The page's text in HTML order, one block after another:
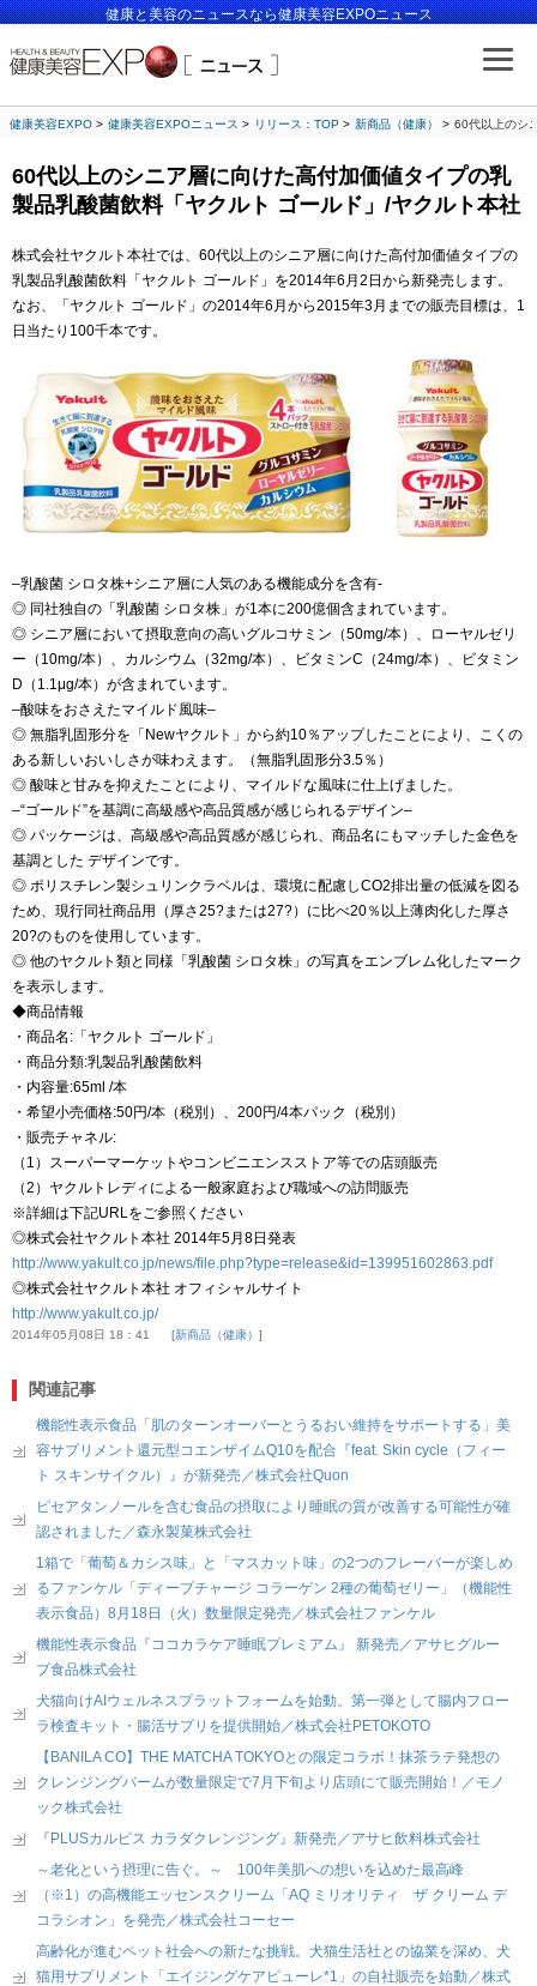
健康と美容のニュースなら健康美容EXPOニュース
健康美容EXPO 健康美容EXPOニュース リリース：TOP 新商品（健康） 60代以上のシ
60代以上のシニア層に向けた高付加価値タイプの乳
製品乳酸菌飲料「ヤクルト ゴールド」/ヤクルト本社
株式会社ヤクルト本社では、60代以上のシニア層に向けた高付加価値タイプの
乳製品乳酸菌飲料「ヤクルト ゴールド」を2014年6月2日から新発売します。
なお、「ヤクルト ゴールド」の2014年6月から2015年3月までの販売目標は、1
日当たり100千本です。
–乳酸菌 シロタ株+シニア層に人気のある機能成分を含有-
◎ 同社独自の「乳酸菌 シロタ株」が1本に200億個含まれています。
◎ シニア層において摂取意向の高いグルコサミン（50mg/本）、ローヤルゼリ
ー（10mg/本）、カルシウム（32mg/本）、ビタミンC（24mg/本）、ビタミン
D（1.1μg/本）が含まれています。
–酸味をおさえたマイルド風味–
◎ 無脂乳固形分を「Newヤクルト」から約10％アップしたことにより、こくの
ある新しいおいしさが味わえます。（無脂乳固形分3.5％）
◎ 酸味と甘みを抑えたことにより、マイルドな風味に仕上げました。
–“ゴールド”を基調に高級感や高品質感が感じられるデザイン–
◎ パッケージは、高級感や高品質感が感じられ、商品名にもマッチした金色を
基調とした デザインです。
◎ ポリスチレン製シュリンクラベルは、環境に配慮しCO2排出量の低減を図る
ため、現行同社商品用（厚さ25?または27?）に比べ20％以上薄肉化した厚さ
20?のものを使用しています。
◎ 他のヤクルト類と同様「乳酸菌 シロタ株」の写真をエンブレム化したマーク
を表示します。
◆商品情報
・商品名:「ヤクルト ゴールド」
・商品分類:乳製品乳酸菌飲料
・内容量:65ml /本
・希望小売価格:50円/本（税別）、200円/4本パック（税別）
・販売チャネル:
（1）スーパーマーケットやコンビニエンスストア等での店頭販売
（2）ヤクルトレディによる一般家庭および職域への訪問販売
※詳細は下記URLをご参照ください
◎株式会社ヤクルト本社 2014年5月8日発表
http://www.yakult.co.jp/news/file.php?type=release&id=139951602863.pdf
◎株式会社ヤクルト本社 オフィシャルサイト
http://www.yakult.co.jp/
2014年05月08日 18：41 新商品（健康）
関連記事
機能性表示食品「肌のターンオーバーとうるおい維持をサポートする」美
容サプリメント還元型コエンザイムQ10を配合『feat. Skin cycle（フィー
ト スキンサイクル）』が新発売／株式会社Quon
ピセアタンノールを含む食品の摂取により睡眠の質が改善する可能性が確
認されました／森永製菓株式会社
1箱で「葡萄＆カシス味」と「マスカット味」の2つのフレーバーが楽しめ
るファンケル「ディープチャージ コラーゲン 2種の葡萄ゼリー」（機能性
表示食品）8月18日（火）数量限定発売／株式会社ファンケル
機能性表示食品『ココカラケア睡眠プレミアム』 新発売／アサヒグルー
プ食品株式会社
犬猫向けAIウェルネスプラットフォームを始動。第一弾として腸内フロー
ラ検査キット・腸活サプリを提供開始／株式会社PETOKOTO
【BANILA CO】THE MATCHA TOKYOとの限定コラボ！抹茶ラテ発想の
クレンジングバームが数量限定で7月下旬より店頭にて販売開始！／モノ
ック株式会社
『PLUSカルピス カラダクレンジング』新発売／アサヒ飲料株式会社
～老化という摂理に告ぐ。～ 100年美肌への想いを込めた最高峰
（※1）の高機能エッセンスクリーム「AQ ミリオリティ ザ クリーム デ
コラシオン」を発売／株式会社コーセー
高齢化が進むペット社会への新たな挑戦。犬猫生活社との協業を深め、犬
猫用サプリメント「エイジングケアピューレ*1」の自社販売を始動／株式